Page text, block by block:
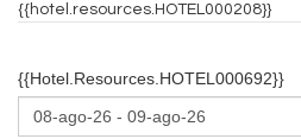
{{hotel.resources.HOTEL000208}}
{{hotel.resources.HOTEL000692}}